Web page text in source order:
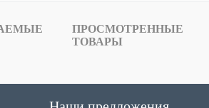
ПРОСМОТРЕННЫЕ
ТОВАРЫ